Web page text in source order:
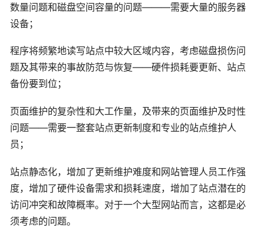
数量问题和磁盘空间容量的问题———需要大量的服务器
设备；
程序将频繁地读写站点中较大区域内容，考虑磁盘损伤问
题及其带来的事故防范与恢复——硬件损耗要更新、站点
备份要到位；
页面维护的复杂性和大工作量，及带来的页面维护及时性
问题——需要一整套站点更新制度和专业的站点维护人
员；
站点静态化，增加了更新维护难度和网站管理人员工作强
度，增加了硬件设备需求和损耗速度，增加了站点潜在的
访问冲突和故障概率。对于一个大型网站而言，这都是必
须考虑的问题。